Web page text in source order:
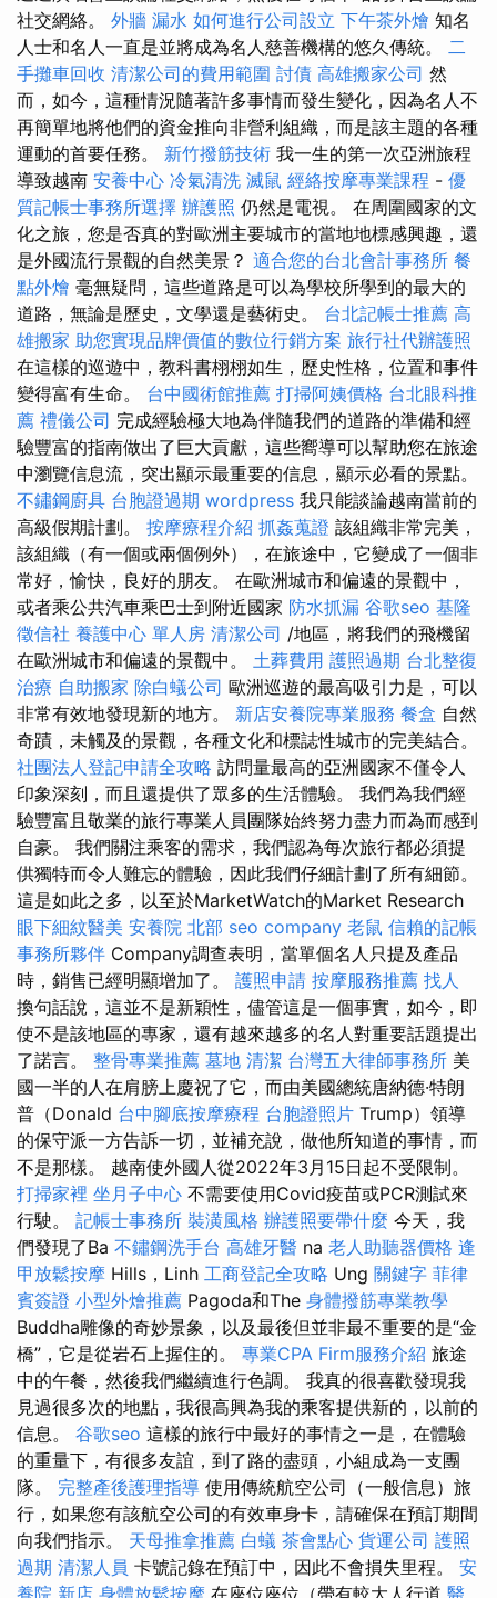
社交網絡。 外牆 漏水 如何進行公司設立 下午茶外燴 知名
人士和名人一直是並將成為名人慈善機構的悠久傳統。 二
手攤車回收 清潔公司的費用範圍 討債 高雄搬家公司 然
而，如今，這種情況隨著許多事情而發生變化，因為名人不
再簡單地將他們的資金推向非營利組織，而是該主題的各種
運動的首要任務。 新竹撥筋技術 我一生的第一次亞洲旅程
導致越南 安養中心 冷氣清洗 滅鼠 經絡按摩專業課程 - 優
質記帳士事務所選擇 辦護照 仍然是電視。 在周圍國家的文
化之旅，您是否真的對歐洲主要城市的當地地標感興趣，還
是外國流行景觀的自然美景？ 適合您的台北會計事務所 餐
點外燴 毫無疑問，這些道路是可以為學校所學到的最大的
道路，無論是歷史，文學還是藝術史。 台北記帳士推薦 高
雄搬家 助您實現品牌價值的數位行銷方案 旅行社代辦護照
在這樣的巡遊中，教科書栩栩如生，歷史性格，位置和事件
變得富有生命。 台中國術館推薦 打掃阿姨價格 台北眼科推
薦 禮儀公司 完成經驗極大地為伴隨我們的道路的準備和經
驗豐富的指南做出了巨大貢獻，這些嚮導可以幫助您在旅途
中瀏覽信息流，突出顯示最重要的信息，顯示必看的景點。
不鏽鋼廚具 台胞證過期 wordpress 我只能談論越南當前的
高級假期計劃。 按摩療程介紹 抓姦蒐證 該組織非常完美，
該組織（有一個或兩個例外），在旅途中，它變成了一個非
常好，愉快，良好的朋友。 在歐洲城市和偏遠的景觀中，
或者乘公共汽車乘巴士到附近國家 防水抓漏 谷歌seo 基隆
徵信社 養護中心 單人房 清潔公司 /地區，將我們的飛機留
在歐洲城市和偏遠的景觀中。 土葬費用 護照過期 台北整復
治療 自助搬家 除白蟻公司 歐洲巡遊的最高吸引力是，可以
非常有效地發現新的地方。 新店安養院專業服務 餐盒 自然
奇蹟，未觸及的景觀，各種文化和標誌性城市的完美結合。
社團法人登記申請全攻略 訪問量最高的亞洲國家不僅令人
印象深刻，而且還提供了眾多的生活體驗。 我們為我們經
驗豐富且敬業的旅行專業人員團隊始終努力盡力而為而感到
自豪。 我們關注乘客的需求，我們認為每次旅行都必須提
供獨特而令人難忘的體驗，因此我們仔細計劃了所有細節。
這是如此之多，以至於MarketWatch的Market Research
眼下細紋醫美 安養院 北部 seo company 老鼠 信賴的記帳
事務所夥伴 Company調查表明，當單個名人只提及產品
時，銷售已經明顯增加了。 護照申請 按摩服務推薦 找人
換句話說，這並不是新穎性，儘管這是一個事實，如今，即
使不是該地區的專家，還有越來越多的名人對重要話題提出
了諾言。 整骨專業推薦 墓地 清潔 台灣五大律師事務所 美
國一半的人在肩膀上慶祝了它，而由美國總統唐納德·特朗
普（Donald 台中腳底按摩療程 台胞證照片 Trump）領導
的保守派一方告訴一切，並補充說，做他所知道的事情，而
不是那樣。 越南使外國人從2022年3月15日起不受限制。
打掃家裡 坐月子中心 不需要使用Covid疫苗或PCR測試來
行駛。 記帳士事務所 裝潢風格 辦護照要帶什麼 今天，我
們發現了Ba 不鏽鋼洗手台 高雄牙醫 na 老人助聽器價格 逢
甲放鬆按摩 Hills，Linh 工商登記全攻略 Ung 關鍵字 菲律
賓簽證 小型外燴推薦 Pagoda和The 身體撥筋專業教學
Buddha雕像的奇妙景象，以及最後但並非最不重要的是“金
橋”，它是從岩石上握住的。 專業CPA Firm服務介紹 旅途
中的午餐，然後我們繼續進行色調。 我真的很喜歡發現我
見過很多次的地點，我很高興為我的乘客提供新的，以前的
信息。 谷歌seo 這樣的旅行中最好的事情之一是，在體驗
的重量下，有很多友誼，到了路的盡頭，小組成為一支團
隊。 完整產後護理指導 使用傳統航空公司（一般信息）旅
行，如果您有該航空公司的有效車身卡，請確保在預訂期間
向我們指示。 天母推拿推薦 白蟻 茶會點心 貨運公司 護照
過期 清潔人員 卡號記錄在預訂中，因此不會損失里程。 安
養院 新店 身體放鬆按摩 在座位座位（帶有較大人行道 醫